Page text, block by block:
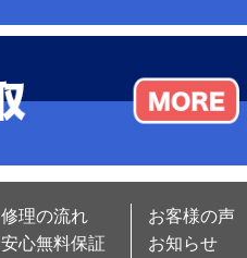
修理の流れ
安心無料保証
お客様の声
お知らせ